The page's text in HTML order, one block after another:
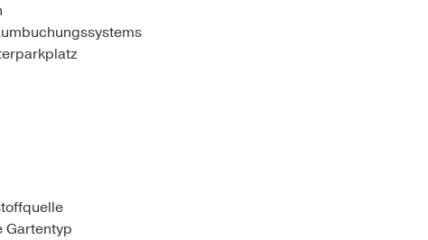
Gartentyp